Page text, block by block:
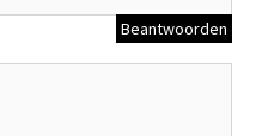
Beantwoorden